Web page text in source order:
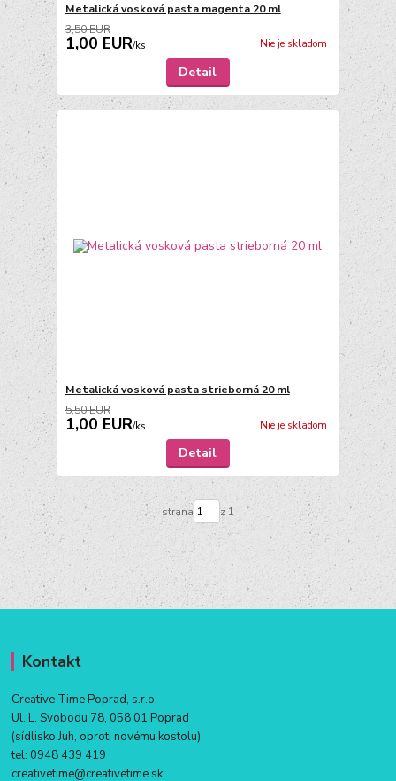
Metalická vosková pasta magenta 20 ml
3,50 EUR
1,00 EUR/ks Nie je skladom
Detail
Metalická vosková pasta strieborná 20 ml
5,50 EUR
1,00 EUR/ks Nie je skladom
Detail
strana z 1
Kontakt
Creative Time Poprad, s.r.o.
Ul. L. Svobodu 78, 058 01 Poprad
(sídlisko Juh, oproti novému kostolu)
tel: 0948 439 419
creativetime@creativetime.sk